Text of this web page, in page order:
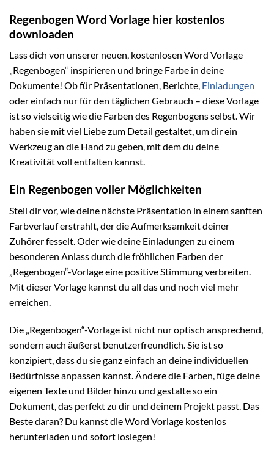
Regenbogen Word Vorlage hier kostenlos
downloaden
Lass dich von unserer neuen, kostenlosen Word Vorlage
„Regenbogen“ inspirieren und bringe Farbe in deine
Dokumente! Ob für Präsentationen, Berichte, Einladungen
oder einfach nur für den täglichen Gebrauch – diese Vorlage
ist so vielseitig wie die Farben des Regenbogens selbst. Wir
haben sie mit viel Liebe zum Detail gestaltet, um dir ein
Werkzeug an die Hand zu geben, mit dem du deine
Kreativität voll entfalten kannst.
Ein Regenbogen voller Möglichkeiten
Stell dir vor, wie deine nächste Präsentation in einem sanften
Farbverlauf erstrahlt, der die Aufmerksamkeit deiner
Zuhörer fesselt. Oder wie deine Einladungen zu einem
besonderen Anlass durch die fröhlichen Farben der
„Regenbogen“-Vorlage eine positive Stimmung verbreiten.
Mit dieser Vorlage kannst du all das und noch viel mehr
erreichen.
Die „Regenbogen“-Vorlage ist nicht nur optisch ansprechend,
sondern auch äußerst benutzerfreundlich. Sie ist so
konzipiert, dass du sie ganz einfach an deine individuellen
Bedürfnisse anpassen kannst. Ändere die Farben, füge deine
eigenen Texte und Bilder hinzu und gestalte so ein
Dokument, das perfekt zu dir und deinem Projekt passt. Das
Beste daran? Du kannst die Word Vorlage kostenlos
herunterladen und sofort loslegen!